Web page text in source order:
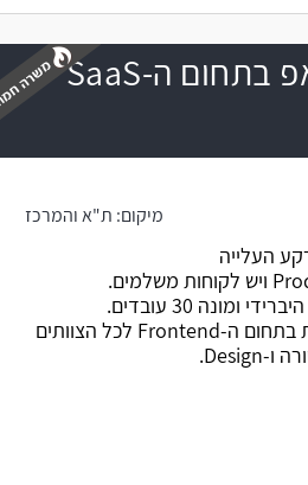
Frontend Tech Lead בסטארט-אפ בתחום ה-SaaS
מיקום: ת"א והמרכז
העלייה
30 עובדים.
מהות התפקיד: תפקיד רוחבי חוצה ארגון, אוטוריטה מקצועית בתחום ה-Frontend לכל הצוותים